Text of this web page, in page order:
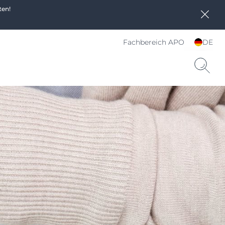
DE
wählen
Fachbereich APO